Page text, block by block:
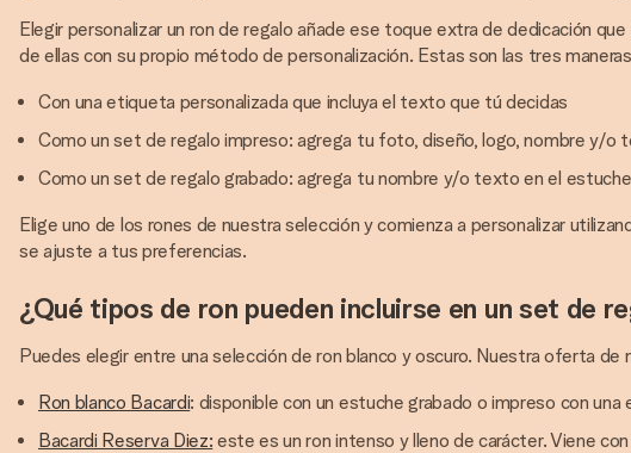
Elegir personalizar un ron de regalo añade ese toque extra de dedicación
de ellas con su propio método de personalización. Estas son las tres
Con una etiqueta personalizada que incluya el texto que tú decidas
Como un set de regalo impreso: agrega tu foto, diseño, logo, nombre y/o
Como un set de regalo grabado: agrega tu nombre y/o texto en el estuche
Elige uno de los rones de nuestra selección y comienza a personalizar
se ajuste a tus preferencias.
¿Qué tipos de ron pueden incluirse en un set de
Puedes elegir entre una selección de ron blanco y oscuro. Nuestra oferta de
Ron blanco Bacardi: disponible con un estuche grabado o impreso con
Bacardi Reserva Diez: este es un ron intenso y lleno de carácter. Viene